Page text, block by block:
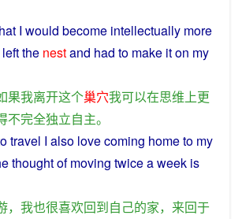
I would become intellectually more
leftthe nestand had to make iton my
果我离开这个巢穴我可以在思维上更
不完全独立自主。
travel I also lovecoming hometo my
thoughtofmoving twice a week is
， 我也很喜欢回到自己的家， 来回于